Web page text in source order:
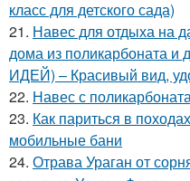
класс для детского сада)
21. Навес для отдыха на
дома из поликарбоната
ИДЕЙ) – Красивый вид,
22. Навес с
23. Как париться в
мобильные бани
24. Отрава Ураган от